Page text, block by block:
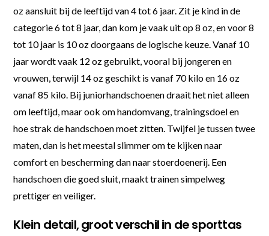
oz aansluit bij de leeftijd van 4 tot 6 jaar. Zit je kind in de
categorie 6 tot 8 jaar, dan kom je vaak uit op 8 oz, en voor 8
tot 10 jaar is 10 oz doorgaans de logische keuze. Vanaf 10
jaar wordt vaak 12 oz gebruikt, vooral bij jongeren en
vrouwen, terwijl 14 oz geschikt is vanaf 70 kilo en 16 oz
vanaf 85 kilo. Bij juniorhandschoenen draait het niet alleen
om leeftijd, maar ook om handomvang, trainingsdoel en
hoe strak de handschoen moet zitten. Twijfel je tussen twee
maten, dan is het meestal slimmer om te kijken naar
comfort en bescherming dan naar stoerdoenerij. Een
handschoen die goed sluit, maakt trainen simpelweg
prettiger en veiliger.
Klein detail, groot verschil in de sporttas